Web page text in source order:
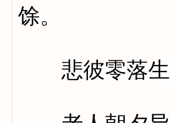
馀。
悲彼零落生